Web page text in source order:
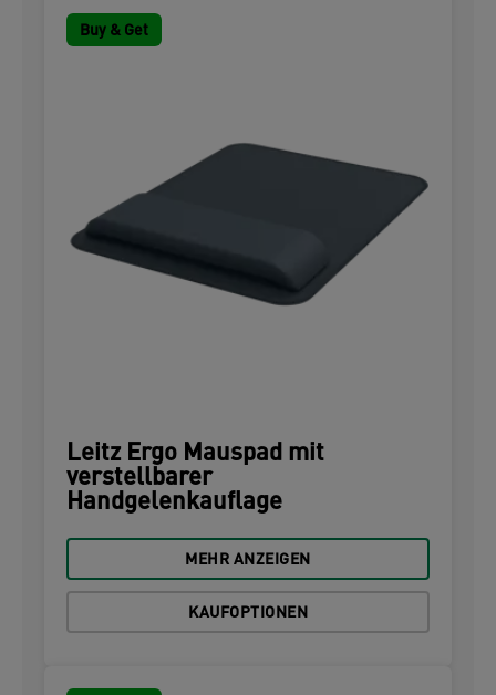
Buy & Get
Leitz Ergo Mauspad mit
verstellbarer
Handgelenkauflage
MEHR ANZEIGEN
KAUFOPTIONEN